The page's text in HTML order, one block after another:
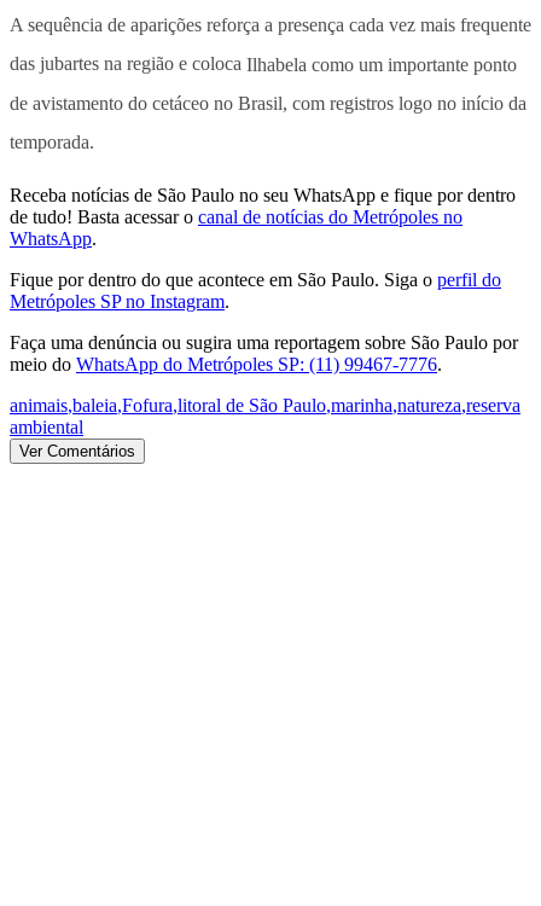
A sequência de aparições reforça a presença cada vez mais frequente
das jubartes na região e coloca Ilhabela como um importante ponto
de avistamento do cetáceo no Brasil, com registros logo no início da
temporada.
Receba notícias de São Paulo no seu WhatsApp e fique por dentro
de tudo! Basta acessar o canal de notícias do Metrópoles no
WhatsApp.
Fique por dentro do que acontece em São Paulo. Siga o perfil do
Metrópoles SP no Instagram.
Faça uma denúncia ou sugira uma reportagem sobre São Paulo por
meio do WhatsApp do Metrópoles SP: (11) 99467-7776.
animais,baleia,Fofura,litoral de São Paulo,marinha,natureza,reserva
ambiental
Ver Comentários